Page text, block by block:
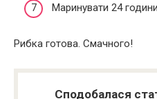
Маринувати 24
Рибка готова. Смачного!
Сподобалася